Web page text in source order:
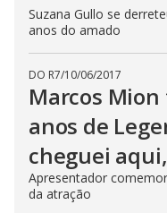
Suzana Gullo se
anos do amado
DO R7/10/06/2017
Marcos Mion
anos de
cheguei
Apresentador
da atração